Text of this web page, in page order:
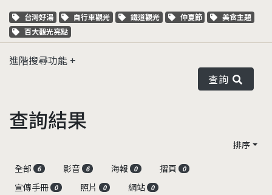
關鍵字標籤
台灣好湯 關鍵字標籤
自行車觀光 關鍵字標籤
鐵道觀光 關鍵字標籤
仲夏節 關鍵字標籤
美食主題
關鍵字標籤
百大觀光亮點
進階搜尋功能
查詢
查詢結果
排序
全部
6 影音 6 海報 0 摺頁 0
宣傳手冊 0 照片 0 網站 0